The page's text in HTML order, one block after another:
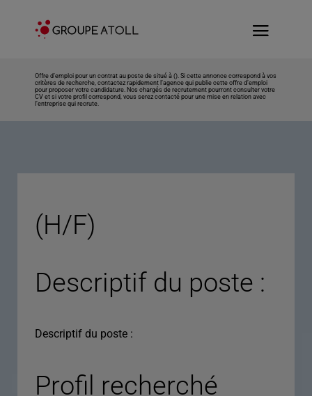
Offre d’emploi pour un contrat au poste de situé à (). Si cette annonce correspond à vos
critères de recherche, contactez rapidement l’agence qui publie cette offre d’emploi
pour proposer votre candidature. Nos chargés de recrutement pourront consulter votre
CV et si votre profil correspond, vous serez contacté pour une mise en relation avec
l’entreprise qui recrute.
(H/F)
Descriptif du poste :
Descriptif du poste :
Profil recherché